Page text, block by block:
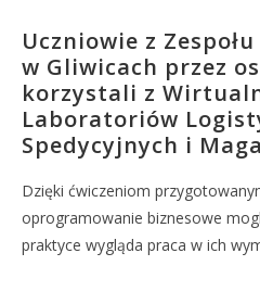
Uczniowie z
w Gliwicach przez
korzystali z
Laboratoriów
Spedycyjnych i
Dzięki ćwiczeniom
oprogramowanie biznesowe
praktyce wygląda praca w ich